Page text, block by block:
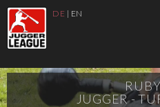
DE | EN
JUGGER -